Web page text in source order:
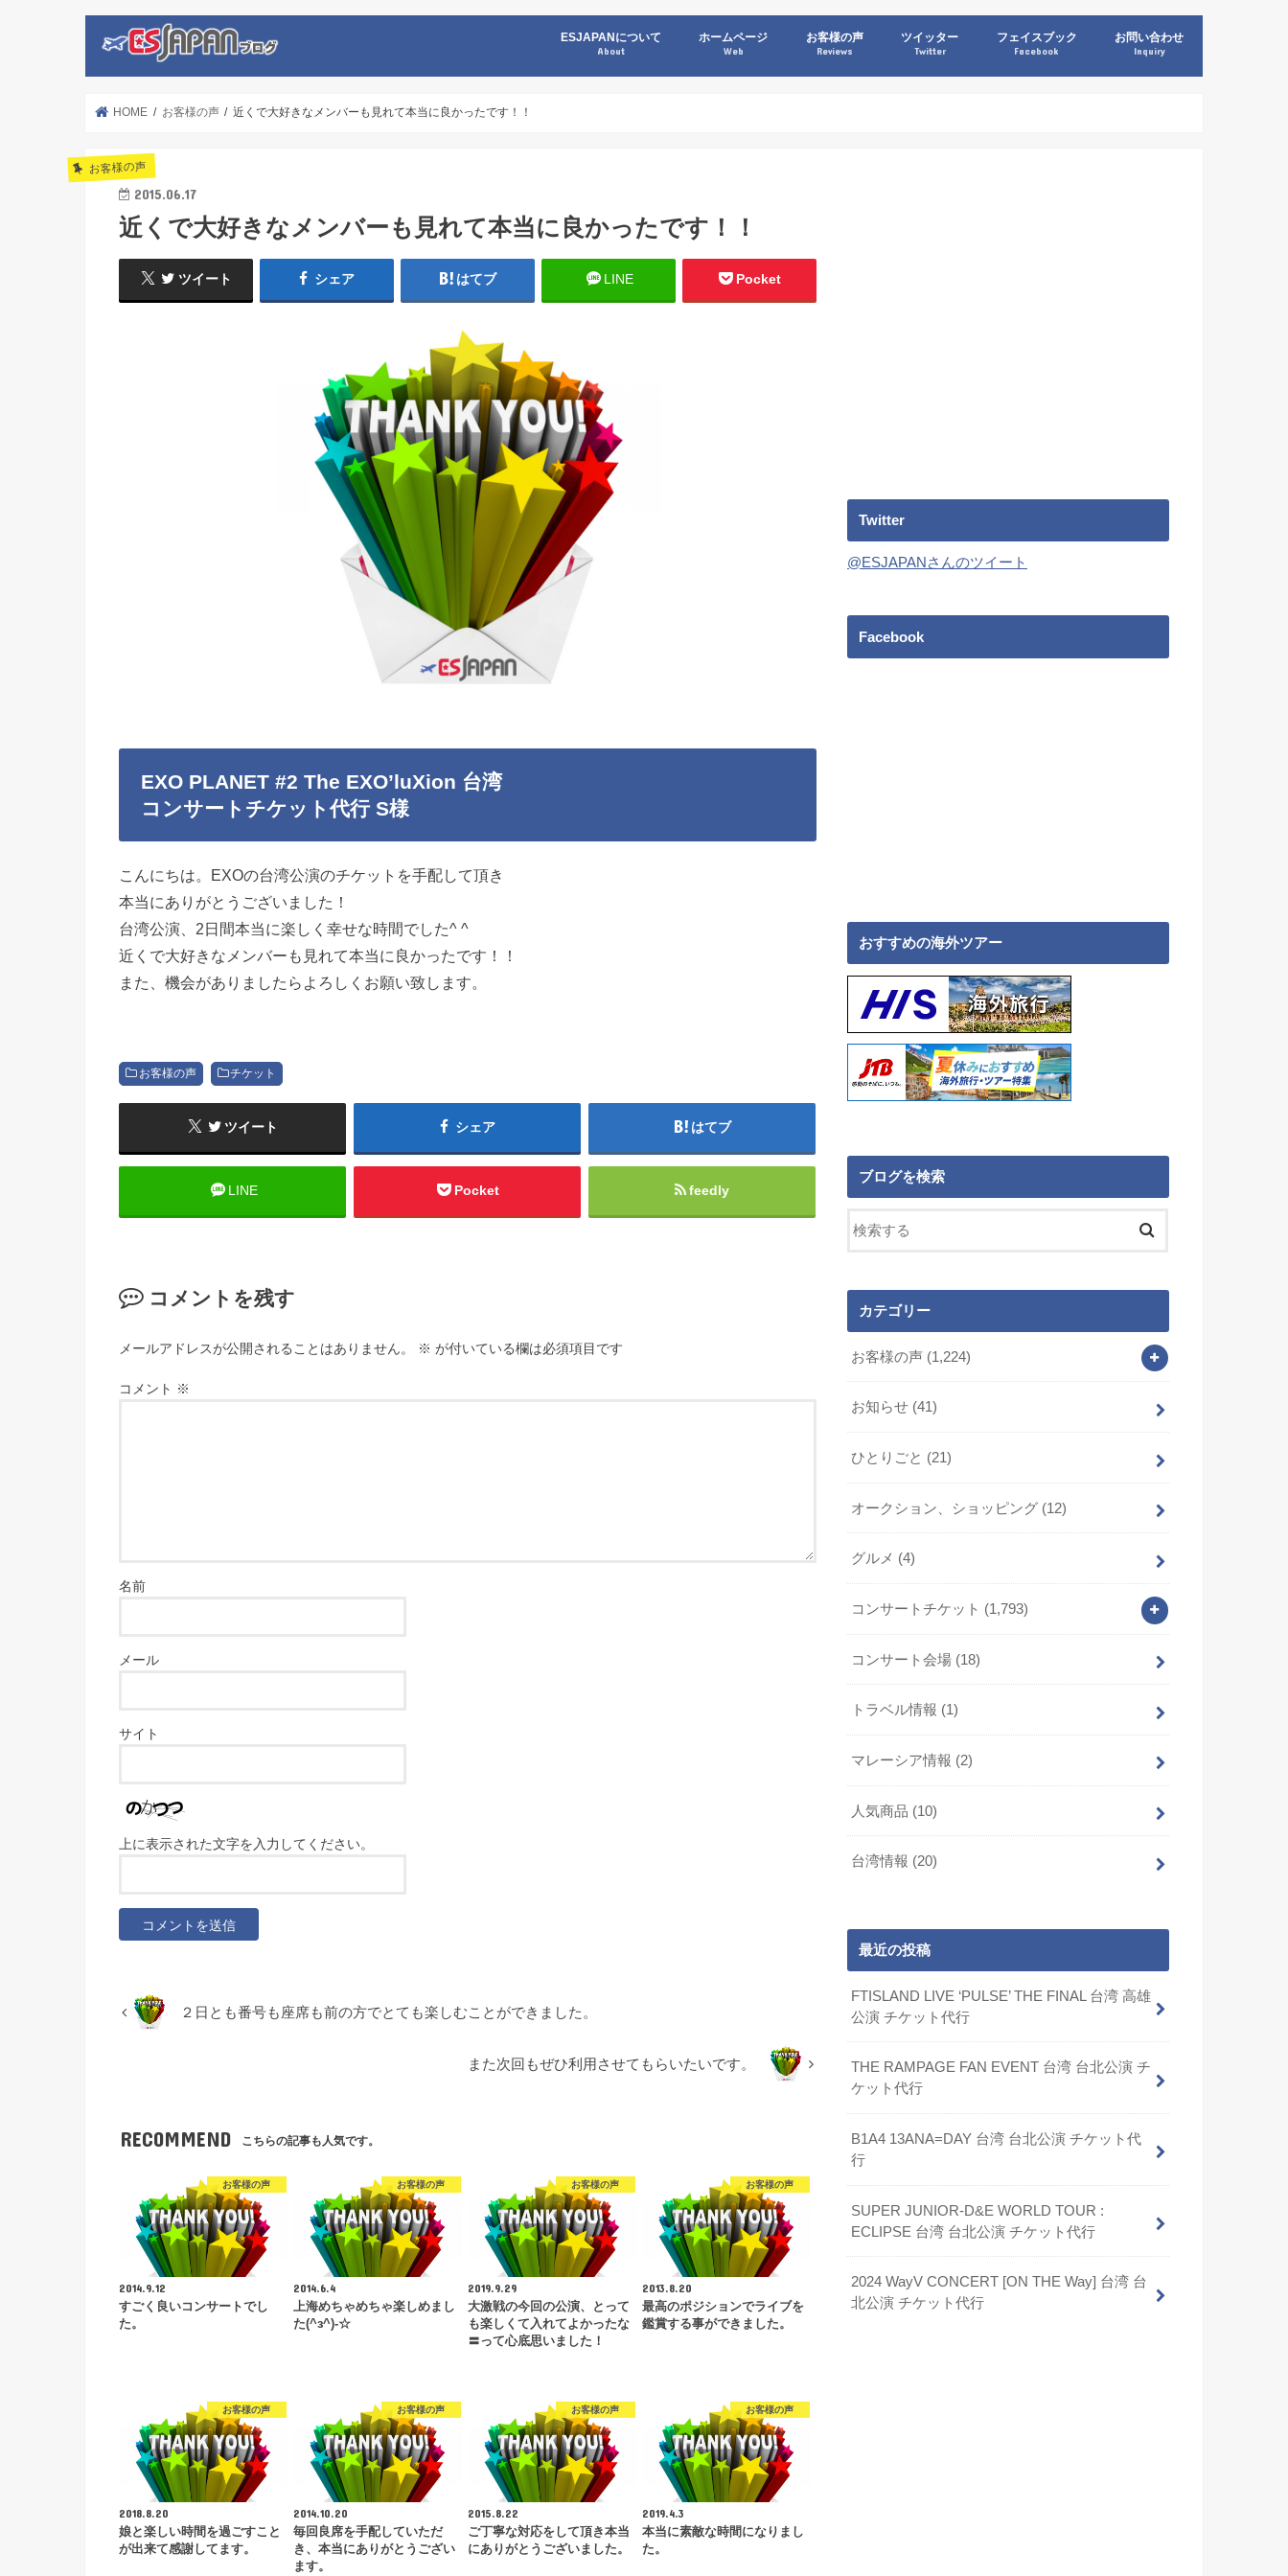
ESJAPANについて
About
ホームページ
Web
お客様の声
Reviews
ツイッター
Twitter
フェイスブック
Facebook
お問い合わせ
Inquiry
HOME お客様の声 近くで大好きなメンバーも見れて本当に良かったです！！
お客様の声
2015.06.17
近くで大好きなメンバーも見れて本当に良かったです！！
ツイート シェア はてブ LINE Pocket
EXO PLANET #2 The EXO’luXion 台湾
コンサートチケット代行 S様
こんにちは。EXOの台湾公演のチケットを手配して頂き
本当にありがとうございました！
台湾公演、2日間本当に楽しく幸せな時間でした^ ^
近くで大好きなメンバーも見れて本当に良かったです！！
また、機会がありましたらよろしくお願い致します。
お客様の声 チケット
ツイート シェア はてブ
LINE Pocket feedly
コメントを残す
メールアドレスが公開されることはありません。 ※ が付いている欄は必須項目です
コメント ※
名前
メール
サイト
上に表示された文字を入力してください。
２日とも番号も座席も前の方でとても楽しむことができました。
また次回もぜひ利用させてもらいたいです。
RECOMMEND こちらの記事も人気です。
お客様の声
2014.9.12
すごく良いコンサートでし
た。
お客様の声
2014.6.4
上海めちゃめちゃ楽しめまし
た(^з^)-☆
お客様の声
2019.9.29
大激戦の今回の公演、とって
も楽しくて入れてよかったな
〓って心底思いました！
お客様の声
2013.8.20
最高のポジションでライブを
鑑賞する事ができました。
お客様の声
2018.8.20
娘と楽しい時間を過ごすこと
が出来て感謝してます。
お客様の声
2014.10.20
毎回良席を手配していただ
き、本当にありがとうござい
ます。
お客様の声
2015.8.22
ご丁寧な対応をして頂き本当
にありがとうございました。
お客様の声
2019.4.3
本当に素敵な時間になりまし
た。
Twitter
@ESJAPANさんのツイート
Facebook
おすすめの海外ツアー
ブログを検索
カテゴリー
お客様の声 (1,224)
お知らせ (41)
ひとりごと (21)
オークション、ショッピング (12)
グルメ (4)
コンサートチケット (1,793)
コンサート会場 (18)
トラベル情報 (1)
マレーシア情報 (2)
人気商品 (10)
台湾情報 (20)
最近の投稿
FTISLAND LIVE ‘PULSE’ THE FINAL 台湾 高雄
公演 チケット代行
THE RAMPAGE FAN EVENT 台湾 台北公演 チ
ケット代行
B1A4 13ANA=DAY 台湾 台北公演 チケット代
行
SUPER JUNIOR-D&E WORLD TOUR :
ECLIPSE 台湾 台北公演 チケット代行
2024 WayV CONCERT [ON THE Way] 台湾 台
北公演 チケット代行